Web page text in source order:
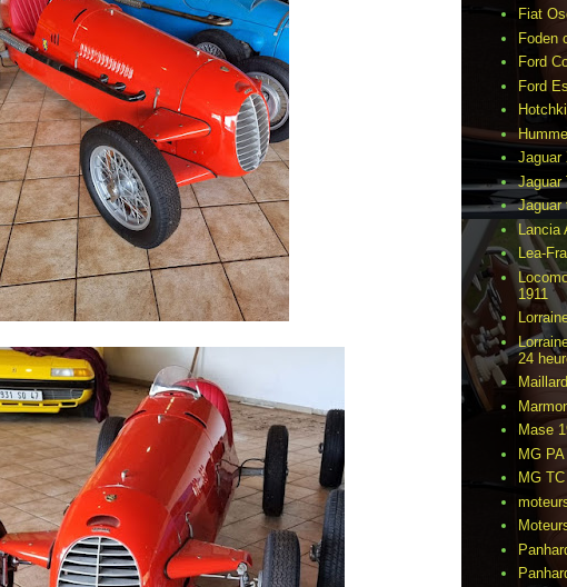
Fiat
Foden
Ford
Ford
Jaguar
Jaguar
Jaguar
Lea-
1911
24
Mase
MG
MG